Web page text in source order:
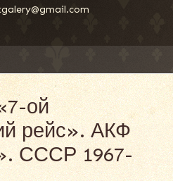
ой
рейс». АКФ
СССР 1967-